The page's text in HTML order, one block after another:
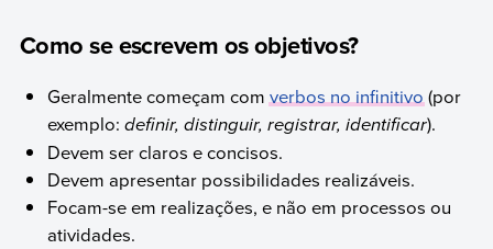
Como se escrevem os objetivos?
Geralmente começam comverbos no infinitivo(por
exemplo: definir, distinguir, registrar, identificar).
Devem ser claros e concisos.
Devem apresentar possibilidades realizáveis.
Focam-se em realizações, e não em processos ou
atividades.